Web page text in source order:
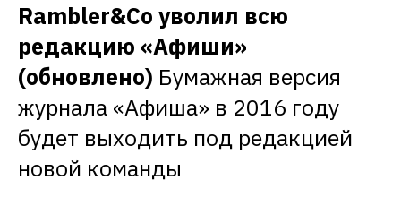
Rambler&Co уволил всю
редакцию «Афиши»
(обновлено) Бумажная версия
журнала «Афиша» в 2016 году
будет выходить под редакцией
новой команды